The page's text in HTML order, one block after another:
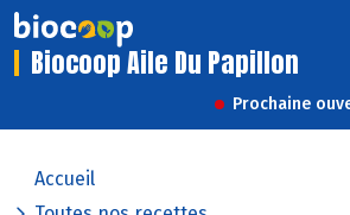
Biocoop Aile Du Papillon
Prochaine
Accueil